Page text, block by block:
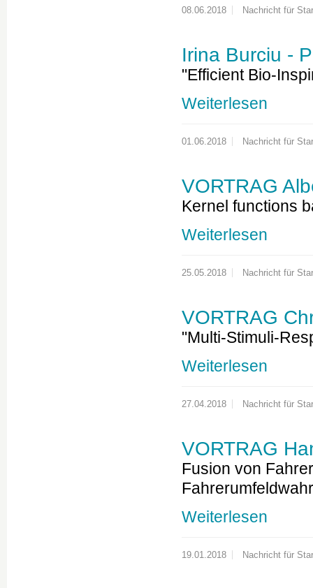
08.06.2018 Nachricht für
Irina Burciu -
"Efficient Bio-
Weiterlesen
01.06.2018 Nachricht für
VORTRAG
Kernel functions
Weiterlesen
25.05.2018 Nachricht für
VORTRAG
"Multi-Stimuli-
Weiterlesen
27.04.2018 Nachricht für
VORTRAG
Fusion von
Weiterlesen
19.01.2018 Nachricht für